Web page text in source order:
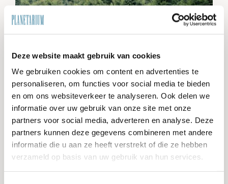
Deze website maakt gebruik van cookies
We gebruiken cookies om content en advertenties te
personaliseren, om functies voor social media te bieden
en om ons websiteverkeer te analyseren. Ook delen we
informatie over uw gebruik van onze site met onze
partners voor social media, adverteren en analyse. Deze
partners kunnen deze gegevens combineren met andere
informatie die u aan ze heeft verstrekt of die ze hebben
verzameld op basis van uw gebruik van hun services.
Ga toch lekker naar buiten!
15 maart 2018